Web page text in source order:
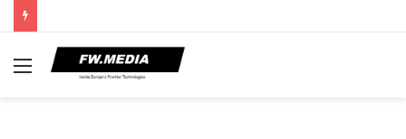
Menu